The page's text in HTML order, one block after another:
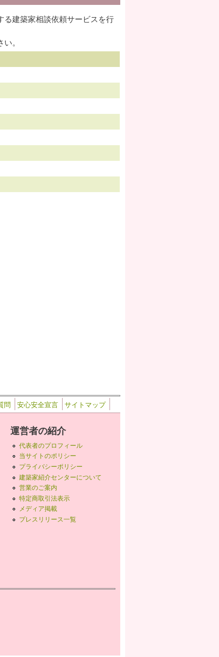
建築家相談依頼サービスを行
。
問 安心安全宣言 サイトマップ
運営者の紹介
代表者のプロフィール
当サイトのポリシー
プライバシーポリシー
建築家紹介センターについて
営業のご案内
特定商取引法表示
メディア掲載
プレスリリース一覧